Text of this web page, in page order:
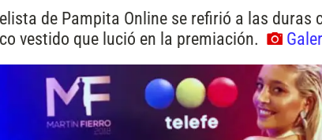
de Pampita Online se refirió a las duras
vestido que lució en la premiación.